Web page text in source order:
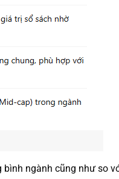
ngành cũng như so